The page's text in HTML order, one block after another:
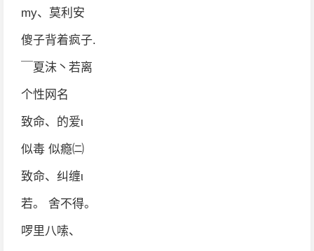
my、莫利安
傻子背着疯子.
￣夏沫丶若离
个性网名
致命、的爱ι
似毒 似瘾㈡
致命、纠缠ι
若。 舍不得。
啰里八嗦、